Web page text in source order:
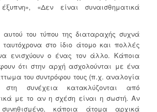
«Δεν είναι συναισθηματικά
αυτού του τύπου της διαταραχής συχνά
ταυτόχρονα στο ίδιο άτομο και πολλές
ενισχύουν ο ένας τον άλλο. Κάποια
ότι στην αρχή ασχολούνται με ένα
του συντρόφου τους (π.χ. αναλογία
συνέχεια κατακλύζονται από
με το αν η σχέση είναι η σωστή. Αν
κάποια άτομα αρχικά